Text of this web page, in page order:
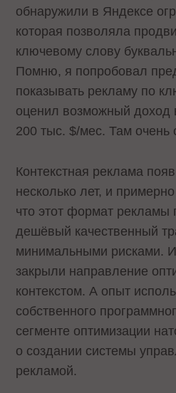
обнаружили в Яндексе
которая позволяла
ключевому слову
Помню, я попробовал
показывать рекламу по
оценил возможный доход
200 тыс. $/мес. Там очень
Контекстная реклама
несколько лет, и
что этот формат рекламы
дешёвый качественный
минимальными рисками.
закрыли направление
контекстом. А опыт
собственного
сегменте оптимизации
о создании системы
рекламой.